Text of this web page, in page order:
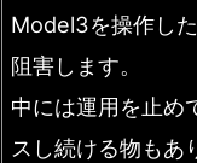
Model3を操作し
阻害します。
中には運用を止め
スし続ける物もあ